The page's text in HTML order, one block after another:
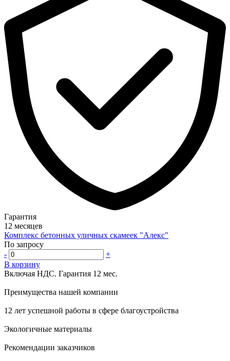
Гарантия
12 месяцев
Комплекс бетонных уличных скамеек "Алекс"
По запросу
-
+
В корзину
Включая НДС. Гарантия 12 мес.
Преимущества нашей компании
12 лет успешной работы в сфере благоустройства
Экологичные материалы
Рекомендации заказчиков